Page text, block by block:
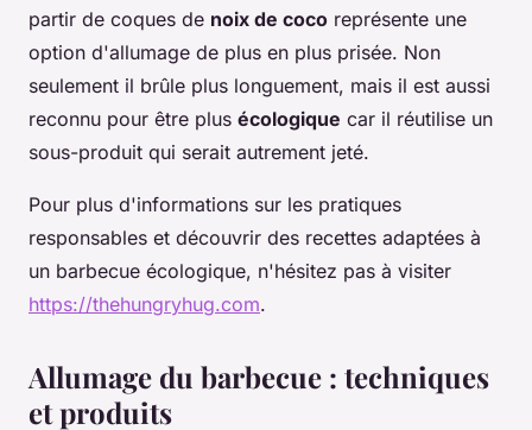
partir de coques de noix de coco représente une
option d'allumage de plus en plus prisée. Non
seulement il brûle plus longuement, mais il est aussi
reconnu pour être plus écologique car il réutilise un
sous-produit qui serait autrement jeté.
Pour plus d'informations sur les pratiques
responsables et découvrir des recettes adaptées à
un barbecue écologique, n'hésitez pas à visiter
https://thehungryhug.com.
Allumage du barbecue : techniques
et produits